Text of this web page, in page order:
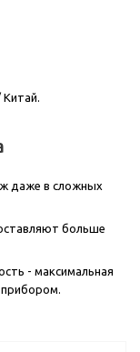
даже в сложных
больше
- максимальная